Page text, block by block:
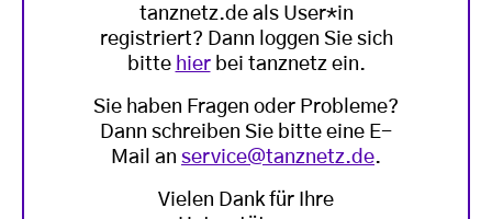
tanznetz.de als User*in
registriert? Dann loggen Sie sich
bitte hierbei tanznetz ein.
Sie haben Fragen oder Probleme?
Dann schreiben Sie bitte eine E-
Mail an service@tanznetz.de.
Vielen Dank für Ihre